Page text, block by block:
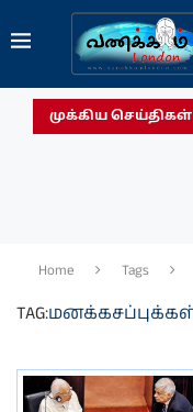
முக்கிய செய்திகள்
Home Tags
TAG: